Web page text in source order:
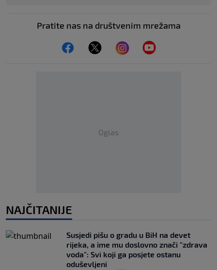
Pratite nas na društvenim mrežama
Oglas
NAJČITANIJE
Susjedi pišu o gradu u BiH na devet
rijeka, a ime mu doslovno znači "zdrava
voda": Svi koji ga posjete ostanu
oduševljeni